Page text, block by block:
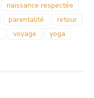
naissance respectée
parentalité
retour
voyage
yoga